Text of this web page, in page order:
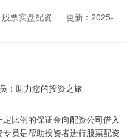
票实盘配资
更新：2025-
比例的保证金向配资公司借入
员是帮助投资者进行股票配资